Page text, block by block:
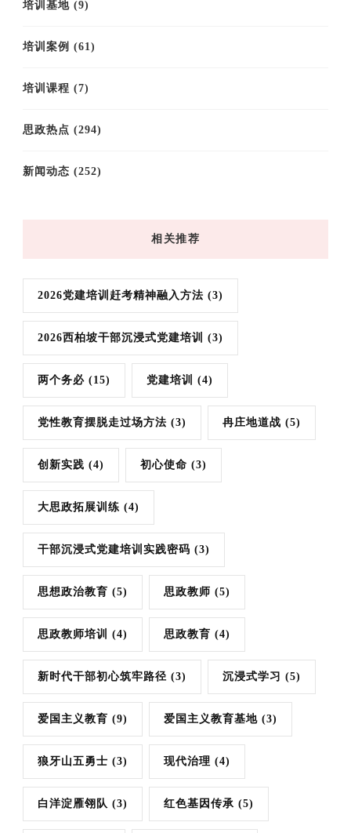
培训基地 (9)
培训案例 (61)
培训课程 (7)
思政热点 (294)
新闻动态 (252)
相关推荐
2026党建培训赶考精神融入方法 (3)
2026西柏坡干部沉浸式党建培训 (3)
两个务必 (15) 党建培训 (4)
党性教育摆脱走过场方法 (3) 冉庄地道战 (5)
创新实践 (4) 初心使命 (3)
大思政拓展训练 (4)
干部沉浸式党建培训实践密码 (3)
思想政治教育 (5) 思政教师 (5)
思政教师培训 (4) 思政教育 (4)
新时代干部初心筑牢路径 (3) 沉浸式学习 (5)
爱国主义教育 (9) 爱国主义教育基地 (3)
狼牙山五勇士 (3) 现代治理 (4)
白洋淀雁翎队 (3) 红色基因传承 (5)